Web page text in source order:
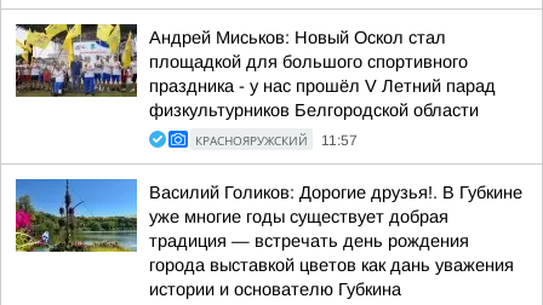
Андрей Миськов: Новый Оскол стал
площадкой для большого спортивного
праздника - у нас прошёл V Летний парад
физкультурников Белгородской области
КРАСНОЯРУЖСКИЙ 11:57
Василий Голиков: Дорогие друзья!. В Губкине
уже многие годы существует добрая
традиция — встречать день рождения
города выставкой цветов как дань уважения
истории и основателю Губкина